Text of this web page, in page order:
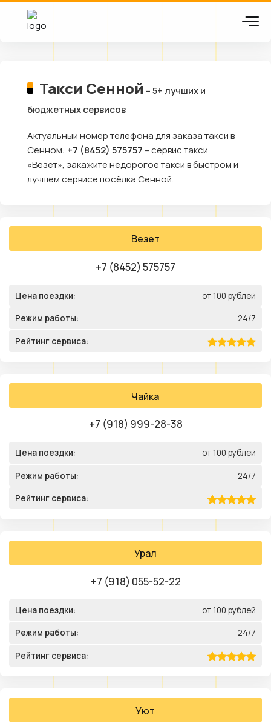
Такси Сенной – 5+ лучших и
бюджетных сервисов
Актуальный номер телефона для заказа такси в
Сенном: +7 (8452) 575757 – сервис такси
«Везет», закажите недорогое такси в быстром и
лучшем сервисе посёлка Сенной.
Везет
+7 (8452) 575757
Цена поездки: от 100 рублей
Режим работы: 24/7
Рейтинг сервиса:
Чайка
+7 (918) 999-28-38
Цена поездки: от 100 рублей
Режим работы: 24/7
Рейтинг сервиса:
Урал
+7 (918) 055-52-22
Цена поездки: от 100 рублей
Режим работы: 24/7
Рейтинг сервиса:
Уют